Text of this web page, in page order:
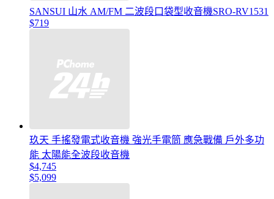
SANSUI 山水 AM/FM 二波段口袋型收音機SRO-RV1531
$719
玖天 手搖發電式收音機 強光手電筒 應急戰備 戶外多功
能 太陽能全波段收音機
$4,745
$5,099